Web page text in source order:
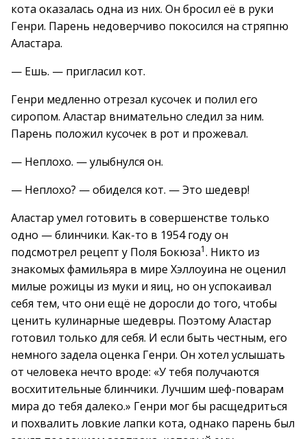
кота оказалась одна из них. Он бросил её в руки
Генри. Парень недоверчиво покосился на стряпню
Аластара.
— Ешь. — пригласил кот.
Генри медленно отрезал кусочек и полил его
сиропом. Аластар внимательно следил за ним.
Парень положил кусочек в рот и прожевал.
— Неплохо. — улыбнулся он.
— Неплохо? — обиделся кот. — Это шедевр!
Аластар умел готовить в совершенстве только
одно — блинчики. Как-то в 1954 году он
подсмотрел рецепт у Поля Бокюза1. Никто из
знакомых фамильяра в мире Хэллоуина не оценил
милые рожицы из муки и яиц, но он успокаивал
себя тем, что они ещё не доросли до того, чтобы
ценить кулинарные шедевры. Поэтому Аластар
готовил только для себя. И если быть честным, его
немного задела оценка Генри. Он хотел услышать
от человека нечто вроде: «У тебя получаются
восхитительные блинчики. Лучшим шеф-поварам
мира до тебя далеко.» Генри мог бы расщедриться
и похвалить ловкие лапки кота, однако парень был